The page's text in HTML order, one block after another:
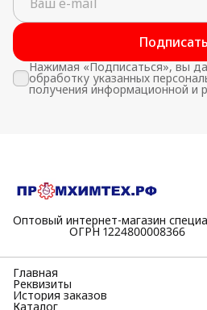
Нажимая «Подписаться», вы
обработку указанных
получения информационной и
Оптовый интернет-магазин
⠀⠀⠀⠀⠀⠀⠀ОГРН 1224800008366
Главная
Реквизиты
История заказов
Каталог